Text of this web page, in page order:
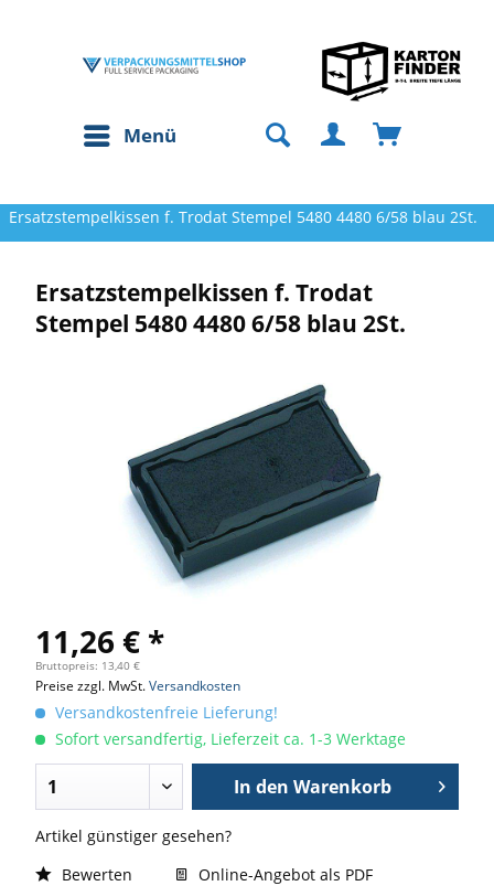
Menü
Ersatzstempelkissen f. Trodat Stempel 5480 4480 6/58 blau 2St.
Ersatzstempelkissen f. Trodat
Stempel 5480 4480 6/58 blau 2St.
11,26 € *
Bruttopreis: 13,40 €
Preise zzgl. MwSt.Versandkosten
Versandkostenfreie Lieferung!
Sofort versandfertig, Lieferzeit ca. 1-3 Werktage
In den Warenkorb
Artikel günstiger gesehen?
Bewerten
Online-Angebot als PDF